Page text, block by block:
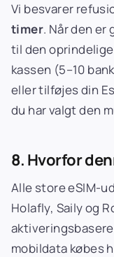
Vi besvarer
timer. Når den
til den
kassen (5–10
eller tilføjes din
du har valgt den
8. Hvorfor
Alle store eSIM-
Holafly, Saily og
mobildata købes